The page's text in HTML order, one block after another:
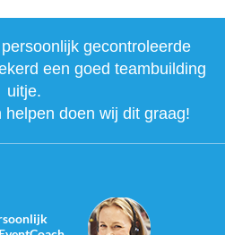
gecontroleerde
een goed teambuilding
uitje.
helpen doen wij dit graag!